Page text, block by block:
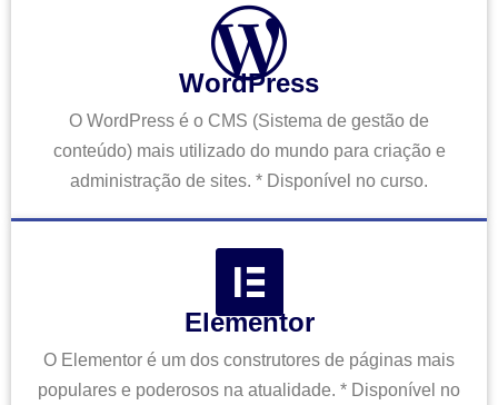
WordPress
O WordPress é o CMS (Sistema de gestão de
conteúdo) mais utilizado do mundo para criação e
administração de sites. * Disponível no curso.
Elementor
O Elementor é um dos construtores de páginas mais
populares e poderosos na atualidade. * Disponível no